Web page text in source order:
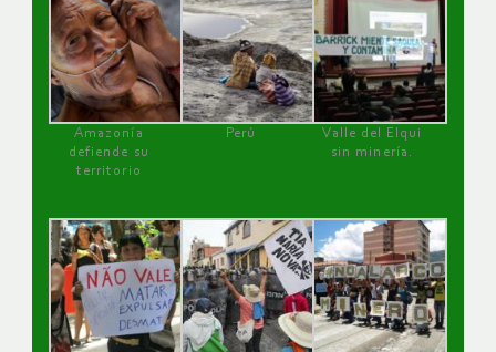
Amazonía
defiende su
territorio
Perú
Valle del Elqui
sin minería.